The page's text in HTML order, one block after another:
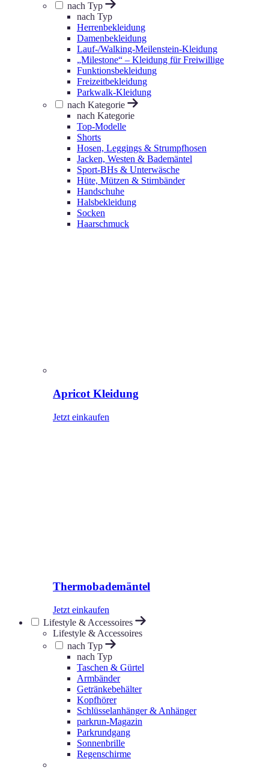
nach Typ
nach Typ
Herrenbekleidung
Damenbekleidung
Lauf-/Walking-Meilenstein-Kleidung
„Milestone“ – Kleidung für Freiwillige
Funktionsbekleidung
Freizeitbekleidung
Parkwalk-Kleidung
nach Kategorie
nach Kategorie
Top-Modelle
Shorts
Hosen, Leggings & Strumpfhosen
Jacken, Westen & Bademäntel
Sport-BHs & Unterwäsche
Hüte, Mützen & Stirnbänder
Handschuhe
Halsbekleidung
Socken
Haarschmuck
Apricot Kleidung
Jetzt einkaufen
Thermobademäntel
Jetzt einkaufen
Lifestyle & Accessoires
Lifestyle & Accessoires
nach Typ
nach Typ
Taschen & Gürtel
Armbänder
Getränkebehälter
Kopfhörer
Schlüsselanhänger & Anhänger
parkrun-Magazin
Parkrundgang
Sonnenbrille
Regenschirme